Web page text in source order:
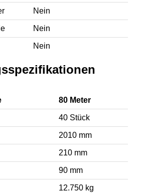
Nein
Nein
Nein
80 Meter
40 Stück
2010 mm
210 mm
90 mm
12.750 kg